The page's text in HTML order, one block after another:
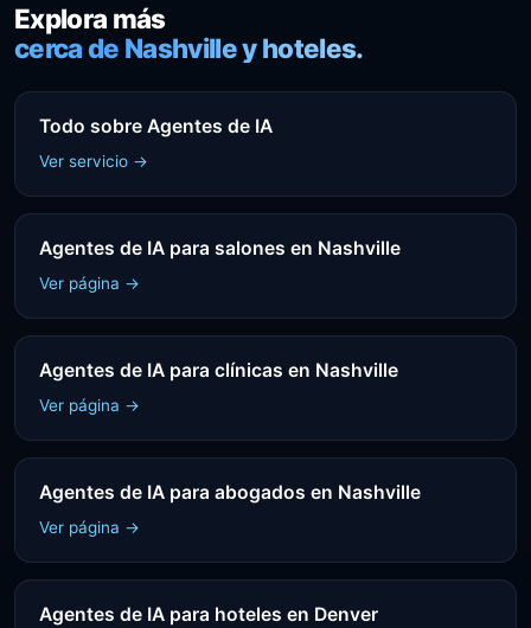
Explora más
cerca de Nashville y hoteles.
Todo sobre Agentes de IA
Ver servicio →
Agentes de IA para salones en Nashville
Ver página →
Agentes de IA para clínicas en Nashville
Ver página →
Agentes de IA para abogados en Nashville
Ver página →
Agentes de IA para hoteles en Denver